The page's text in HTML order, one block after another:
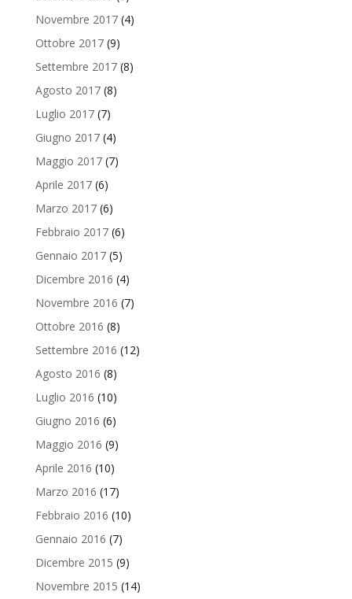
Novembre 2017(4)
Ottobre 2017(9)
Settembre 2017(8)
Agosto 2017(8)
Luglio 2017(7)
Giugno 2017(4)
Maggio 2017(7)
Aprile 2017(6)
Marzo 2017(6)
Febbraio 2017(6)
Gennaio 2017(5)
Dicembre 2016 (4)
Novembre 2016 (7)
Ottobre 2016 (8)
Settembre 2016 (12)
Agosto 2016 (8)
Luglio 2016 (10)
Giugno 2016 (6)
Maggio 2016 (9)
Aprile 2016 (10)
Marzo 2016 (17)
Febbraio 2016 (10)
Gennaio 2016 (7)
Dicembre 2015 (9)
Novembre 2015 (14)